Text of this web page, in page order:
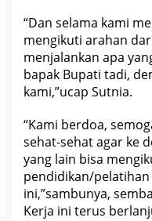
“Dan selama kami
mengikuti arahan
menjalankan apa
bapak Bupati tadi,
kami,”ucap Sutnia.
“Kami berdoa,
sehat-sehat agar ke
yang lain bisa
pendidikan/
ini,”sambunya,
Kerja ini terus